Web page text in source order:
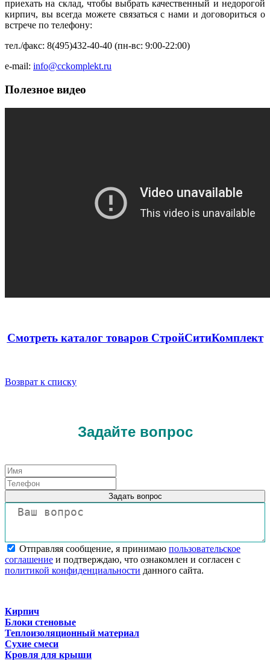
приехать на склад, чтобы выбрать качественный и недорогой
кирпич, вы всегда можете связаться с нами и договориться о
встрече по телефону:
тел./факс: 8(495)432-40-40 (пн-вс: 9:00-22:00)
e-mail: info@cckomplekt.ru
Полезное видео
Смотреть каталог товаров СтройСитиКомплект
Возврат к списку
Задайте вопрос
Задать вопрос
Отправляя сообщение, я принимаю пользовательское
соглашение и подтверждаю, что ознакомлен и согласен с
политикой конфиденциальности данного сайта.
Кирпич
Блоки стеновые
Теплоизоляционный материал
Сухие смеси
Кровля для крыши